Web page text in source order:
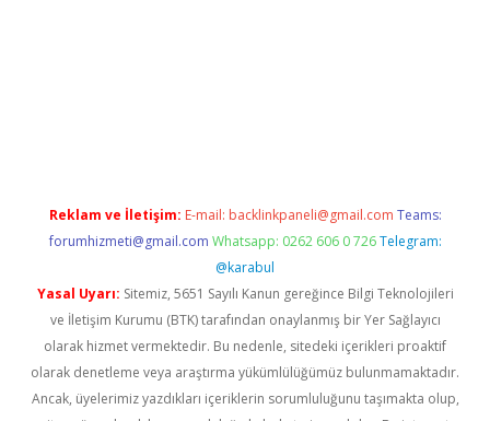
Reklam ve İletişim: E-mail: backlinkpaneli@gmail.com Teams:
forumhizmeti@gmail.com Whatsapp: 0262 606 0 726 Telegram:
@karabul
Yasal Uyarı: Sitemiz, 5651 Sayılı Kanun gereğince Bilgi Teknolojileri
ve İletişim Kurumu (BTK) tarafından onaylanmış bir Yer Sağlayıcı
olarak hizmet vermektedir. Bu nedenle, sitedeki içerikleri proaktif
olarak denetleme veya araştırma yükümlülüğümüz bulunmamaktadır.
Ancak, üyelerimiz yazdıkları içeriklerin sorumluluğunu taşımakta olup,